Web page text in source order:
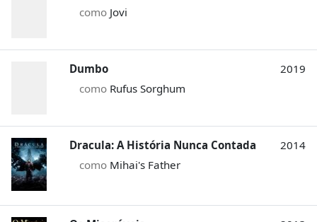
como Jovi
Dumbo
como Rufus Sorghum
2019
Dracula: A História Nunca Contada
como Mihai's Father
2014